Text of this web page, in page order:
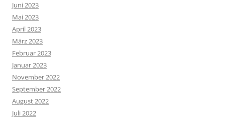
Juni 2023
Mai 2023
April 2023
März 2023
Februar 2023
Januar 2023
November 2022
September 2022
August 2022
Juli 2022